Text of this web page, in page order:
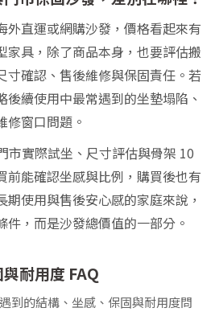
外直運或網購沙發，價格看起來有
家具，除了商品本身，也要評估搬
寸確認、售後維修與保固責任。若
後續使用中最常遇到的坐墊塌陷、
修窗口問題。
市實際試坐、尺寸評估與骨架 10
前能確認坐感與比例，購買後也有
使用與售後安心感的家庭來說，
，而是沙發總價值的一部分。
耐用度 FAQ
到的結構、坐感、保固與耐用度問